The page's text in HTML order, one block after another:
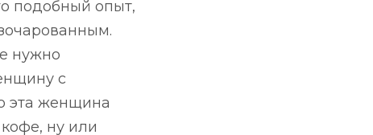
подобный опыт,
нужно
с
эта женщина
ну или